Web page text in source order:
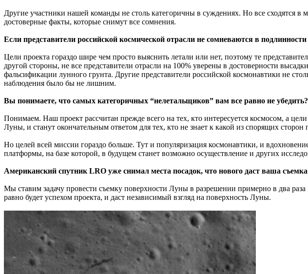
Другие участники нашей команды не столь категоричны в суждениях. Но все сходятся
достоверные факты, которые снимут все сомнения.
Если представители российской космической отрасли не сомневаются в
Цели проекта гораздо шире чем просто выяснить летали или нет, поэтому те
другой стороны, не все представители отрасли на 100% уверены в достоверности
фальсификации лунного грунта. Другие представители российской космонавтики не
наблюдения было бы не лишним.
Вы понимаете, что самых категоричных “нелетальщиков” вам все равно не убедить?
Понимаем. Наш проект рассчитан прежде всего на тех, кто интересуется космосом, а
Луны, и станут окончательным ответом для тех, кто не знает к какой из спорящих сторон
Но целей всей миссии гораздо больше. Тут и популяризация космонавтики, и
платформы, на базе которой, в будущем станет возможно осуществление и других
Американский спутник LRO уже снимал места посадок, что нового даст ваша
Мы ставим задачу провести съемку поверхности Луны в разрешении примерно в два
равно будет успехом проекта, и даст независимый взгляд на поверхность Луны.